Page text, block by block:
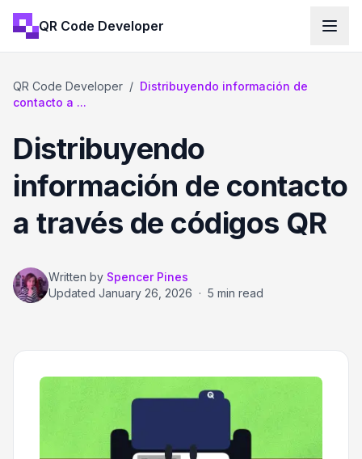
QR Code Developer
QR Code Developer / Distribuyendo información de
contacto a ...
Distribuyendo
información de contacto
a través de códigos QR
Written by Spencer Pines
Updated January 26, 2026 · 5 min read